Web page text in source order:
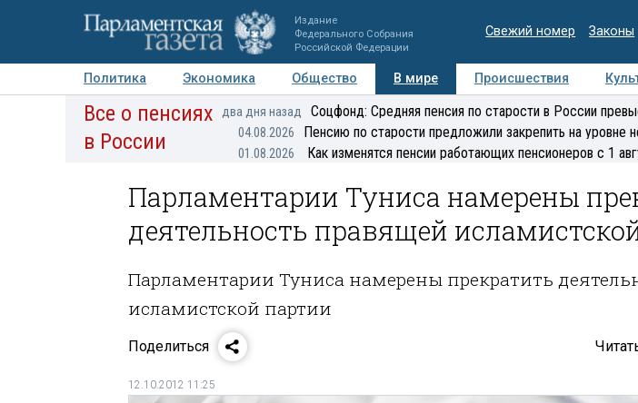
Издание
Федерального Собрания
Российской Федерации
Свежий номер Законы
Политика Экономика Общество В мире Происшествия
Авторы Персоны Мнения Регионы Медиацентр Интервью
Все о пенсиях
в России
два дня назад Соцфонд: Средняя пенсия по старости в России
04.08.2026 Пенсию по старости предложили закрепить на уровне
01.08.2026 Как изменятся пенсии работающих пенсионеров с 1
Парламентарии Туниса намерены
деятельность правящей
Парламентарии Туниса намерены прекратить
исламистской партии
Поделиться
12.10.2012 11:25